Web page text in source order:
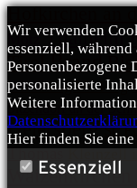
Hofkirchen an
Mötz Thalheim
Tirol Brand
Windhaag bei Perg
Sitzendorf an der
Geiersberg St.
Thomas Kleinzell
Waizenkirchen
Wir verwenden
essenziell,
Personenbezogene
personalisierte
Weitere
Hier finden Sie
Essenziell